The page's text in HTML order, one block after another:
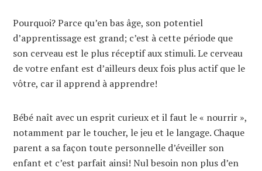
Pourquoi? Parce qu’en bas âge, son potentiel
d’apprentissage est grand; c’est à cette période que
son cerveau est le plus réceptif aux stimuli. Le cerveau
de votre enfant est d’ailleurs deux fois plus actif que le
vôtre, car il apprend à apprendre!
Bébé naît avec un esprit curieux et il faut le « nourrir »,
notamment par le toucher, le jeu et le langage. Chaque
parent a sa façon toute personnelle d’éveiller son
enfant et c’est parfait ainsi! Nul besoin non plus d’en